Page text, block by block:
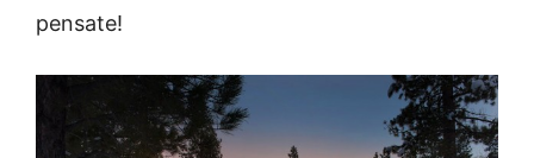
pensate!